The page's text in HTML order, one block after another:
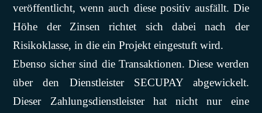
veröffentlicht, wenn auch diese positiv ausfällt. Die
Höhe der Zinsen richtet sich dabei nach der
Risikoklasse, in die ein Projekt eingestuft wird.
Ebenso sicher sind die Transaktionen. Diese werden
über den Dienstleister SECUPAY abgewickelt.
Dieser Zahlungsdienstleister hat nicht nur eine